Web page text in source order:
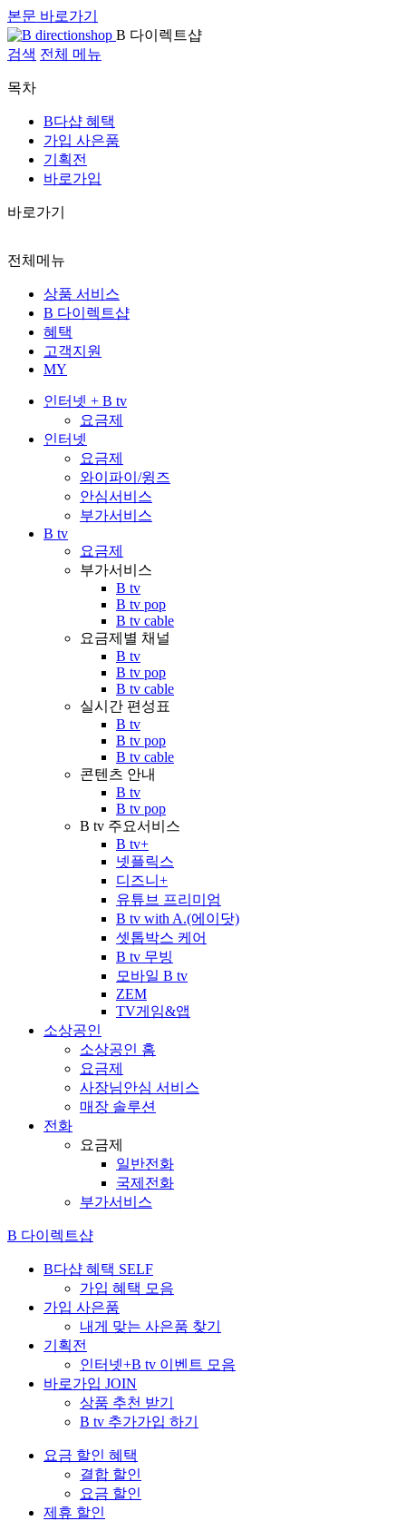
본문 바로가기
B 다이렉트샵
검색 전체 메뉴
목차
B다샵 혜택
가입 사은품
기획전
바로가입
바로가기
전체메뉴
상품 서비스
B 다이렉트샵
혜택
고객지원
MY
인터넷 + B tv
요금제
인터넷
요금제
와이파이/윙즈
안심서비스
부가서비스
B tv
요금제
부가서비스
B tv
B tv pop
B tv cable
요금제별 채널
B tv
B tv pop
B tv cable
실시간 편성표
B tv
B tv pop
B tv cable
콘텐츠 안내
B tv
B tv pop
B tv 주요서비스
B tv+
넷플릭스
디즈니+
유튜브 프리미엄
B tv with A.(에이닷)
셋톱박스 케어
B tv 무빙
모바일 B tv
ZEM
TV게임&앱
소상공인
소상공인 홈
요금제
사장님안심 서비스
매장 솔루션
전화
요금제
일반전화
국제전화
부가서비스
B 다이렉트샵
B다샵 혜택 SELF
가입 혜택 모음
가입 사은품
내게 맞는 사은품 찾기
기획전
인터넷+B tv 이벤트 모음
바로가입 JOIN
상품 추천 받기
B tv 추가가입 하기
요금 할인 혜택
결합 할인
요금 할인
제휴 할인